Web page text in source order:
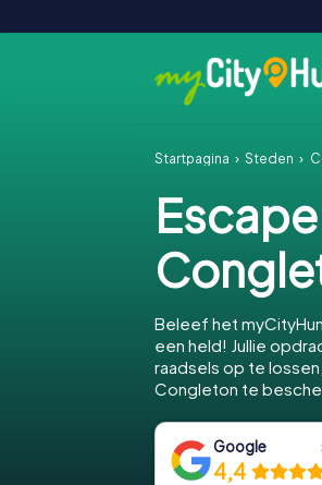
Startpagina Steden
Beleef het
een held! Jullie
raadsels op te
Congleton te
Google
4,4